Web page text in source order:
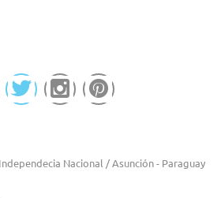
Nacional / Asunción - Paraguay